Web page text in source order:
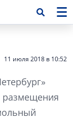
11 июля 2018 в 10:52
размещения